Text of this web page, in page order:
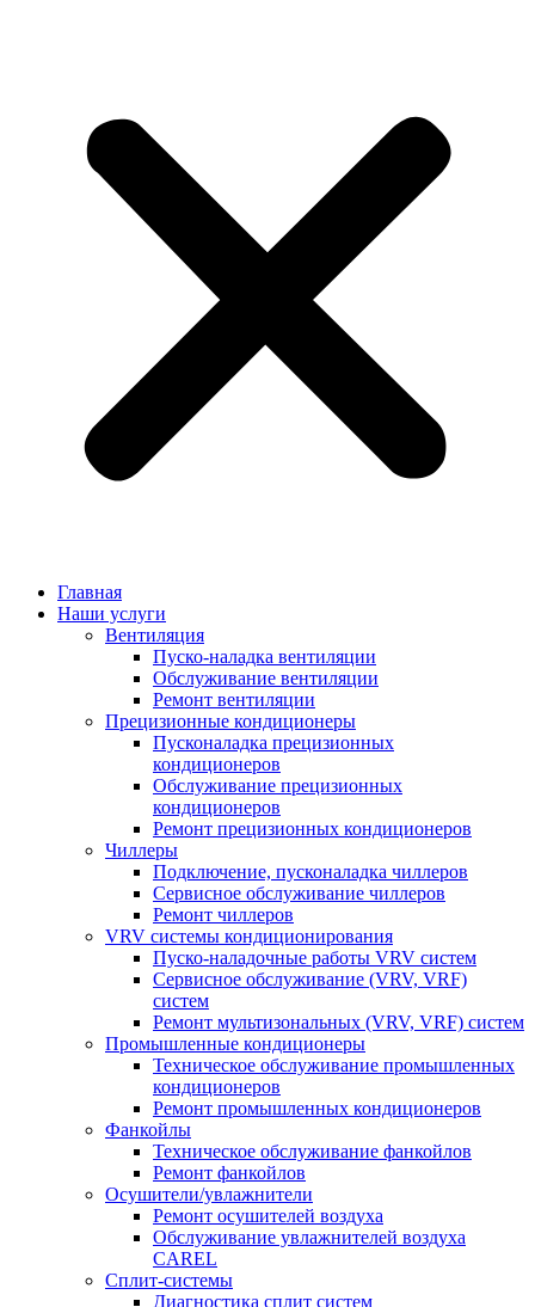
Главная
Наши услуги
Вентиляция
Пуско-наладка вентиляции
Обслуживание вентиляции
Ремонт вентиляции
Прецизионные кондиционеры
Пусконаладка прецизионных
кондиционеров
Обслуживание прецизионных
кондиционеров
Ремонт прецизионных кондиционеров
Чиллеры
Подключение, пусконаладка чиллеров
Сервисное обслуживание чиллеров
Ремонт чиллеров
VRV системы кондиционирования
Пуско-наладочные работы VRV систем
Сервисное обслуживание (VRV, VRF)
систем
Ремонт мультизональных (VRV, VRF) систем
Промышленные кондиционеры
Техническое обслуживание промышленных
кондиционеров
Ремонт промышленных кондиционеров
Фанкойлы
Техническое обслуживание фанкойлов
Ремонт фанкойлов
Осушители/увлажнители
Ремонт осушителей воздуха
Обслуживание увлажнителей воздуха
CAREL
Сплит-системы
Диагностика сплит систем